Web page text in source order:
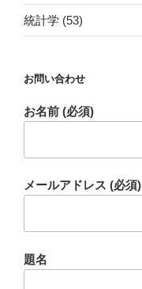
統計学 (53)
お問い合わせ
お名前 (必須)
メールアドレス (必須)
題名